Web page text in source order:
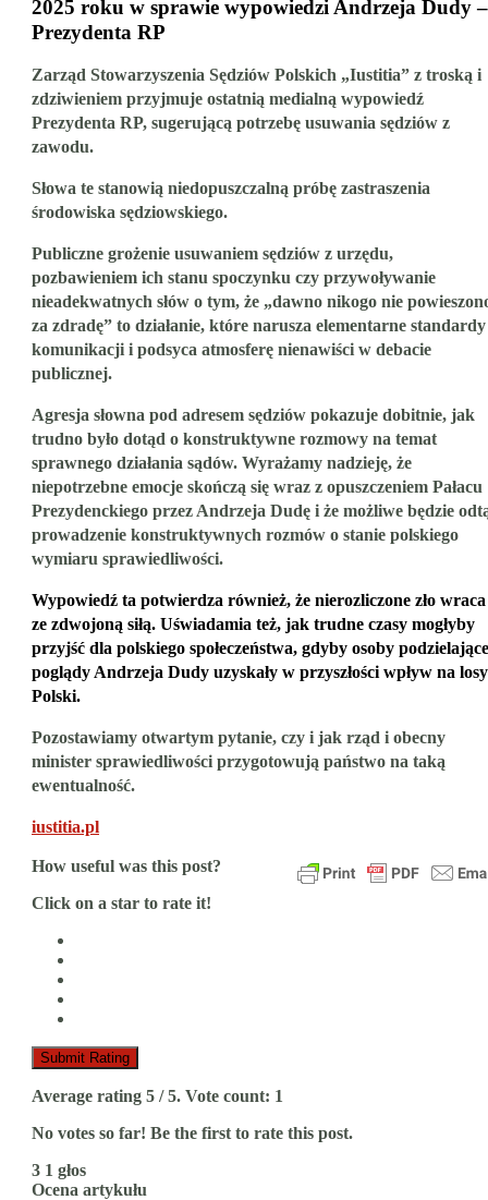
2025 roku w sprawie wypowiedzi Andrzeja Dudy –
Prezydenta RP
Zarząd Stowarzyszenia Sędziów Polskich „Iustitia” z troską i
zdziwieniem przyjmuje ostatnią medialną wypowiedź
Prezydenta RP, sugerującą potrzebę usuwania sędziów z
zawodu.
Słowa te stanowią niedopuszczalną próbę zastraszenia
środowiska sędziowskiego.
Publiczne grożenie usuwaniem sędziów z urzędu,
pozbawieniem ich stanu spoczynku czy przywoływanie
nieadekwatnych słów o tym, że „dawno nikogo nie
za zdradę” to działanie, które narusza elementarne standardy
komunikacji i podsyca atmosferę nienawiści w debacie
publicznej.
Agresja słowna pod adresem sędziów pokazuje dobitnie, jak
trudno było dotąd o konstruktywne rozmowy na temat
sprawnego działania sądów. Wyrażamy nadzieję, że
niepotrzebne emocje skończą się wraz z opuszczeniem Pałacu
Prezydenckiego przez Andrzeja Dudę i że możliwe będzie
prowadzenie konstruktywnych rozmów o stanie polskiego
wymiaru sprawiedliwości.
Wypowiedź ta potwierdza również, że nierozliczone zło wraca
ze zdwojoną siłą. Uświadamia też, jak trudne czasy mogłyby
przyjść dla polskiego społeczeństwa, gdyby osoby podzielające
poglądy Andrzeja Dudy uzyskały w przyszłości wpływ na losy
Polski.
Pozostawiamy otwartym pytanie, czy i jak rząd i obecny
minister sprawiedliwości przygotowują państwo na taką
ewentualność.
iustitia.pl
How useful was this post?
Click on a star to rate it!
Submit Rating
Average rating 5 / 5. Vote count: 1
No votes so far! Be the first to rate this post.
3 1 głos
Ocena artykułu